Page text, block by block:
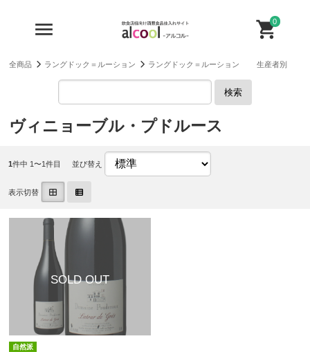
0
全商品 ラングドック＝ルーション ラングドック＝ルーション 生産者別
検索
ヴィニョーブル・プドルース
1件中 1〜1件目 並び替え
表示切替
自然派